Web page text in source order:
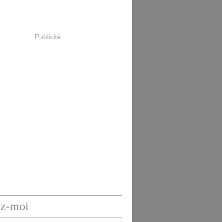
Publicité
moi